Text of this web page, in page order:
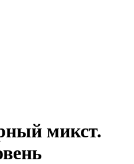
микст.